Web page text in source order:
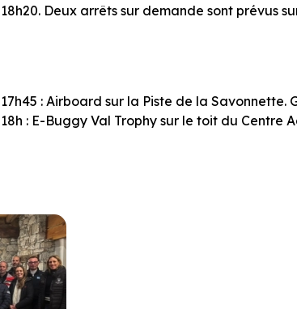
18h20. Deux arrêts sur demande sont prévus
17h45 : Airboard sur la Piste de la Savonnette.
18h : E-Buggy Val Trophy sur le toit du Centre